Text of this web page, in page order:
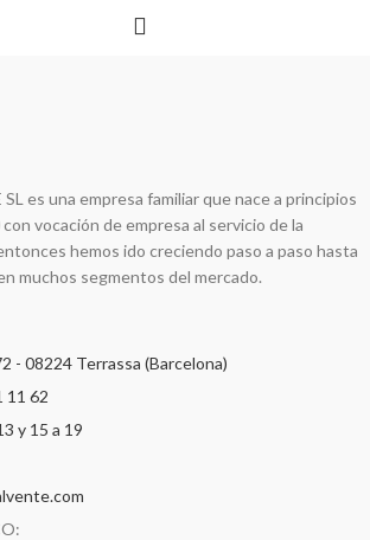
SL es una empresa familiar que nace a principios
vocación de empresa al servicio de la
hemos ido creciendo paso a paso hasta
muchos segmentos del mercado.
- 08224 Terrassa (Barcelona)
11 62
y 15 a 19